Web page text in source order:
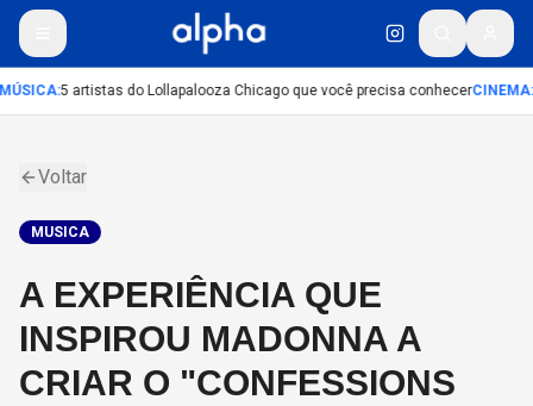
:5 artistas do Lollapalooza Chicago que você precisa conhecerCINEMA:
Voltar
MUSICA
A EXPERIÊNCIA QUE
INSPIROU MADONNA A
CRIAR O "CONFESSIONS